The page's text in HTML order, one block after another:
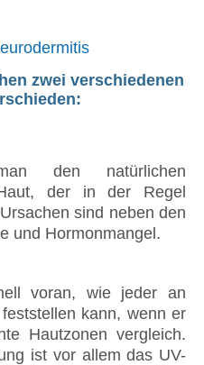
zwei verschiedenen
den natürlichen
der in der Regel
sind neben den
und Hormonmangel.
voran, wie jeder an
kann, wenn er
Hautzonen vergleich.
ist vor allem das UV-